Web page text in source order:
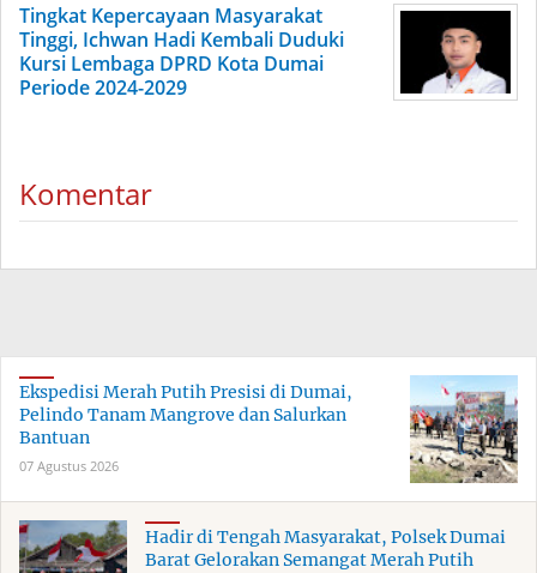
Tingkat Kepercayaan Masyarakat
Tinggi, Ichwan Hadi Kembali Duduki
Kursi Lembaga DPRD Kota Dumai
Periode 2024-2029
Komentar
Ekspedisi Merah Putih Presisi di Dumai,
Pelindo Tanam Mangrove dan Salurkan
Bantuan
07 Agustus 2026
Hadir di Tengah Masyarakat, Polsek Dumai
Barat Gelorakan Semangat Merah Putih